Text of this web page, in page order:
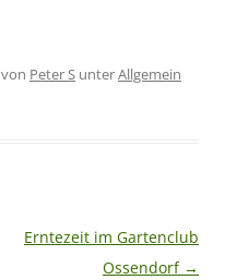
von Peter S unterAllgemein
Erntezeit im Gartenclub
Ossendorf →